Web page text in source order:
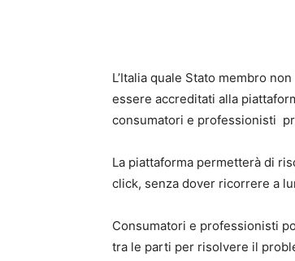
L’Italia quale Stato membro
essere accreditati alla
consumatori e professionisti
La piattaforma permetterà di
click, senza dover ricorrere a
Consumatori e professionisti
tra le parti per risolvere il